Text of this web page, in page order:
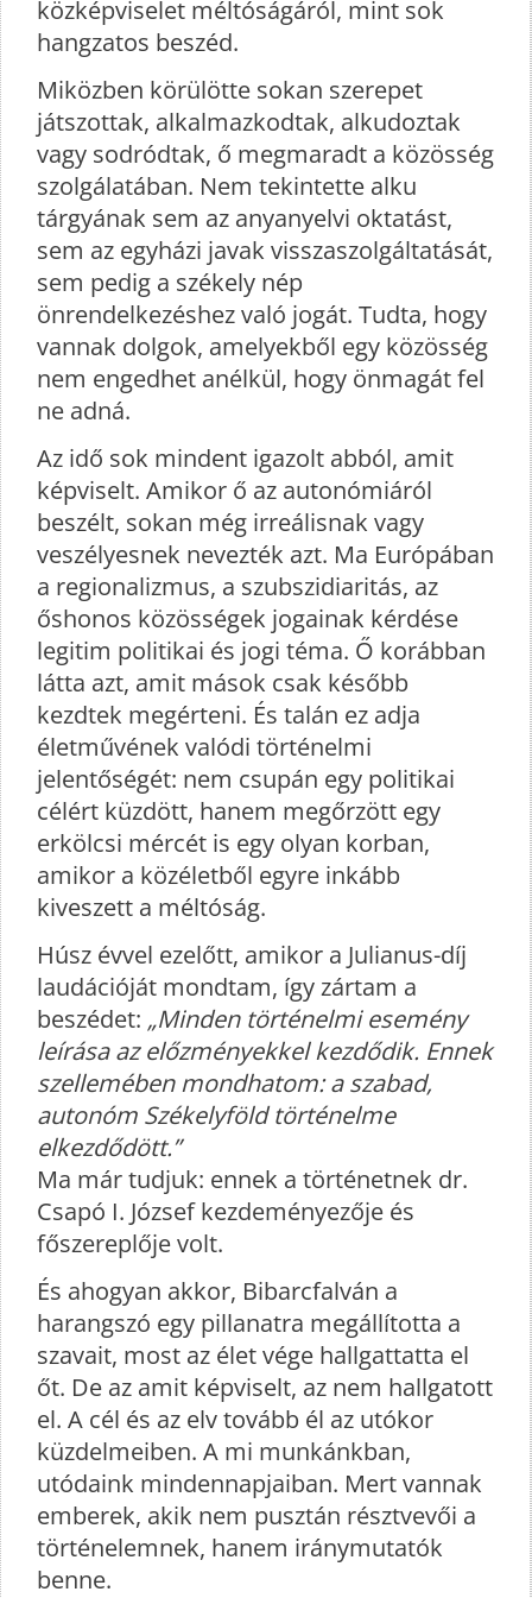
közképviselet méltóságáról, mint sok
hangzatos beszéd.
Miközben körülötte sokan szerepet
játszottak, alkalmazkodtak, alkudoztak
vagy sodródtak, ő megmaradt a közösség
szolgálatában. Nem tekintette alku
tárgyának sem az anyanyelvi oktatást,
sem az egyházi javak visszaszolgáltatását,
sem pedig a székely nép
önrendelkezéshez való jogát. Tudta, hogy
vannak dolgok, amelyekből egy közösség
nem engedhet anélkül, hogy önmagát fel
ne adná.
Az idő sok mindent igazolt abból, amit
képviselt. Amikor ő az autonómiáról
beszélt, sokan még irreálisnak vagy
veszélyesnek nevezték azt. Ma Európában
a regionalizmus, a szubszidiaritás, az
őshonos közösségek jogainak kérdése
legitim politikai és jogi téma. Ő korábban
látta azt, amit mások csak később
kezdtek megérteni. És talán ez adja
életművének valódi történelmi
jelentőségét: nem csupán egy politikai
célért küzdött, hanem megőrzött egy
erkölcsi mércét is egy olyan korban,
amikor a közéletből egyre inkább
kiveszett a méltóság.
Húsz évvel ezelőtt, amikor a Julianus-díj
laudációját mondtam, így zártam a
beszédet: „Minden történelmi esemény
leírása az előzményekkel kezdődik. Ennek
szellemében mondhatom: a szabad,
autonóm Székelyföld történelme
elkezdődött.”
Ma már tudjuk: ennek a történetnek dr.
Csapó I. József kezdeményezője és
főszereplője volt.
És ahogyan akkor, Bibarcfalván a
harangszó egy pillanatra megállította a
szavait, most az élet vége hallgattatta el
őt. De az amit képviselt, az nem hallgatott
el. A cél és az elv tovább él az utókor
küzdelmeiben. A mi munkánkban,
utódaink mindennapjaiban. Mert vannak
emberek, akik nem pusztán résztvevői a
történelemnek, hanem iránymutatók
benne.